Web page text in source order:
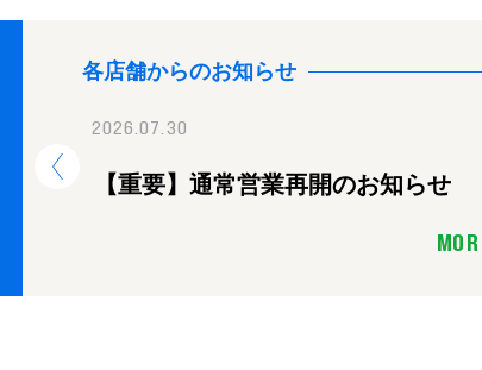
各店舗からのお知らせ
2026.07.30
【重要】通常営業再開のお知らせ
価格を下げたり、販